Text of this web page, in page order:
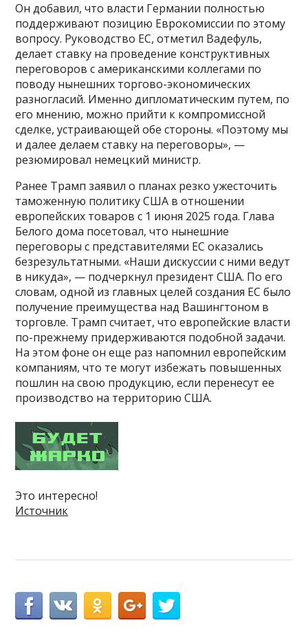
Он добавил, что власти Германии полностью
поддерживают позицию Еврокомиссии по этому
вопросу. Руководство ЕС, отметил Вадефуль,
делает ставку на проведение конструктивных
переговоров с американскими коллегами по
поводу нынешних торгово-экономических
разногласий. Именно дипломатическим путем, по
его мнению, можно прийти к компромиссной
сделке, устраивающей обе стороны. «Поэтому мы
и далее делаем ставку на переговоры», —
резюмировал немецкий министр.
Ранее Трамп заявил о планах резко ужесточить
таможенную политику США в отношении
европейских товаров с 1 июня 2025 года. Глава
Белого дома посетовал, что нынешние
переговоры с представителями ЕС оказались
безрезультатными. «Наши дискуссии с ними ведут
в никуда», — подчеркнул президент США. По его
словам, одной из главных целей создания ЕС было
получение преимущества над Вашингтоном в
торговле. Трамп считает, что европейские власти
по-прежнему придерживаются подобной задачи.
На этом фоне он еще раз напомнил европейским
компаниям, что те могут избежать повышенных
пошлин на свою продукцию, если перенесут ее
производство на территорию США.
Это интересно!
Источник